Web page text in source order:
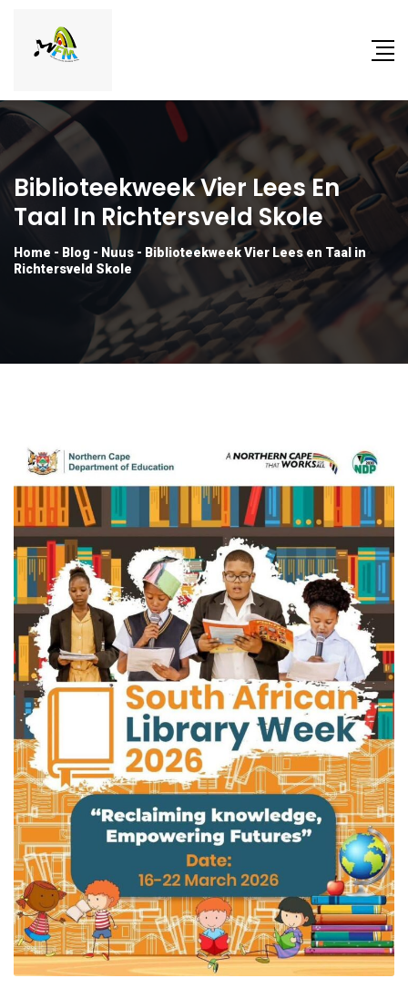
Biblioteekweek Vier Lees En
Taal In Richtersveld Skole
Home - Blog - Nuus - Biblioteekweek Vier Lees en Taal in
Richtersveld Skole